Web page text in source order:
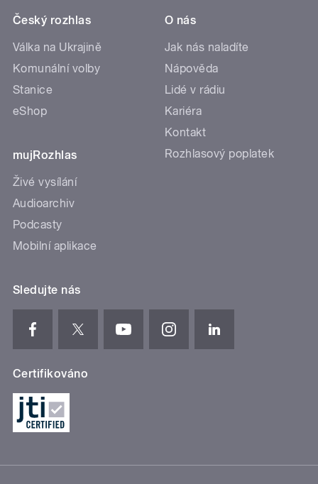
Český rozhlas
Válka na Ukrajině
Komunální volby
Stanice
eShop
mujRozhlas
Živé vysílání
Audioarchiv
Podcasty
Mobilní aplikace
O nás
Jak nás naladíte
Nápověda
Lidé v rádiu
Kariéra
Kontakt
Rozhlasový poplatek
Sledujte nás
Certifikováno